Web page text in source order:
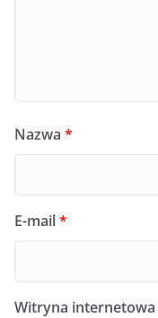
Nazwa *
E-mail*
Witryna internetowa